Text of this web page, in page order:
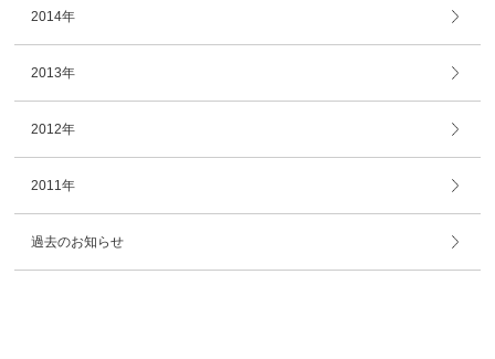
2014年
2013年
2012年
2011年
過去のお知らせ